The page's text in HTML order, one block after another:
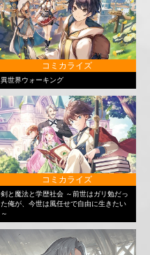
コミカライズ
異世界ウォーキング
コミカライズ
剣と魔法と学歴社会 ～前世はガリ勉だっ
た俺が、今世は風任せで自由に生きたい
～